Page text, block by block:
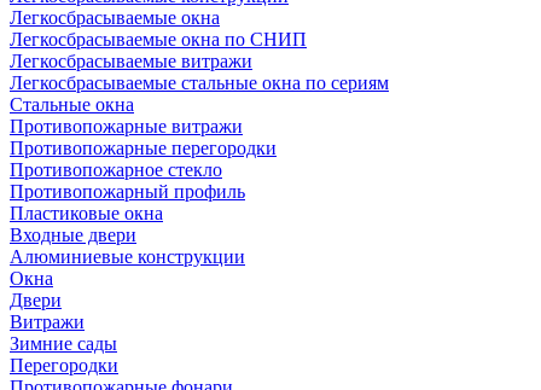
Легкосбрасываемые окна
Легкосбрасываемые окна по СНИП
Легкосбрасываемые витражи
Легкосбрасываемые стальные окна по сериям
Стальные окна
Противопожарные витражи
Противопожарные перегородки
Противопожарное стекло
Противопожарный профиль
Пластиковые окна
Входные двери
Алюминиевые конструкции
Окна
Двери
Витражи
Зимние сады
Перегородки